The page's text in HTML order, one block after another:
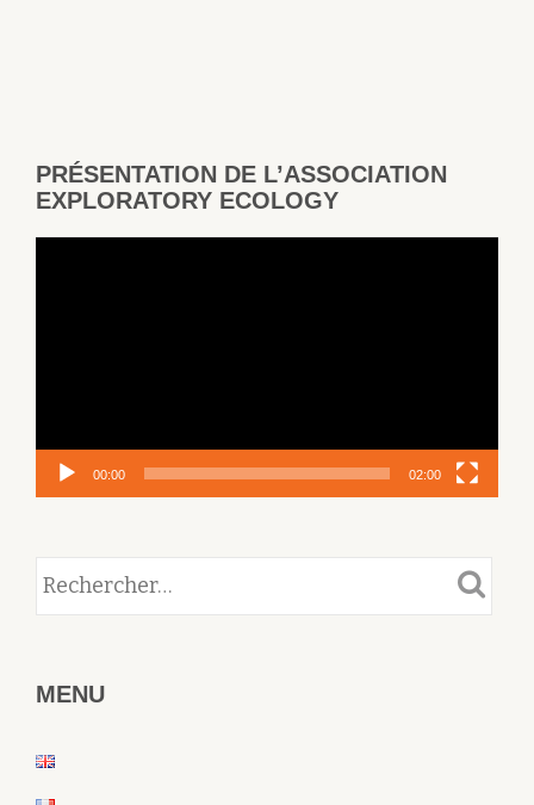
PRÉSENTATION DE L’ASSOCIATION
EXPLORATORY ECOLOGY
00:00 02:00
MENU